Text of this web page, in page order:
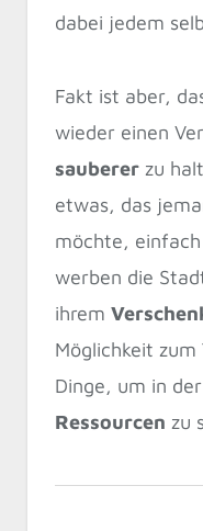
dabei jedem
Fakt ist aber,
wieder einen
sauberer zu
etwas, das
möchte,
werben die
ihrem
Möglichkeit
Dinge, um in
Ressourcen zu